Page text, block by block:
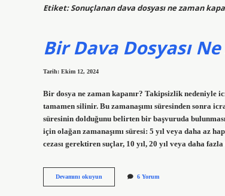
Etiket:Sonuçlanan dava dosyası ne zaman
Bir Dava Dosyası
Tarih: Ekim 12, 2024
Bir dosya ne zaman kapanır? Takipsizlik nedeniyle
tamamen silinir. Bu zamanaşımı süresinden sonra
süresinin dolduğunu belirten bir başvuruda
için olağan zamanaşımı süresi: 5 yıl veya daha az
cezası gerektiren suçlar, 10 yıl, 20 yıl veya daha
Devamını okuyun
Dava
6 Yorum